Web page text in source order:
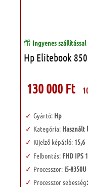
Ingyenes szállítással
Hp Elitebook
130 000 Ft
Gyártó: Hp
Kategória: Használt
Kijelző képátló: 15,6
Felbontás: FHD IPS
Processzor:i5-8350U
Processzor sebesség